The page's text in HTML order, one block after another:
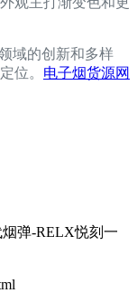
域的创新和多样
位。 电子烟货源网
弹-RELX悦刻一